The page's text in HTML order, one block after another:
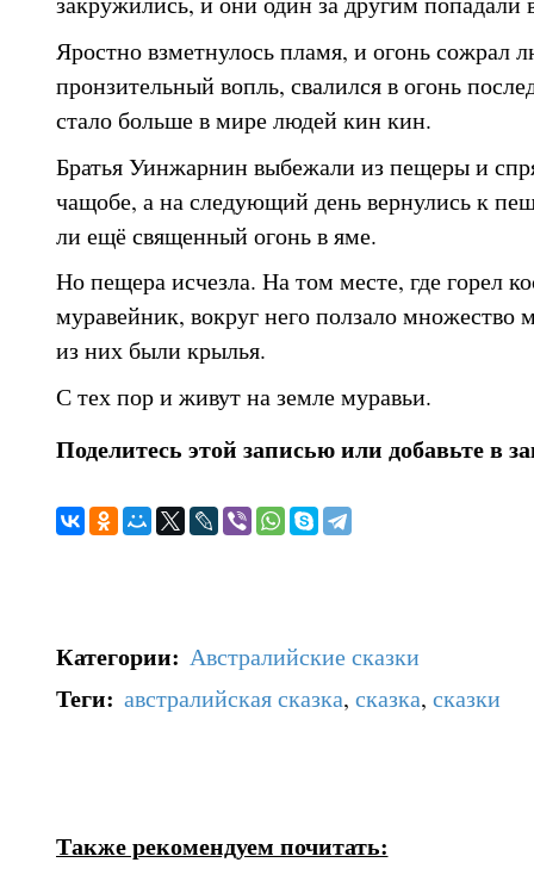
Яростно взметнулось пламя, и огонь сожрал
пронзительный вопль, свалился в огонь
стало больше в мире людей кин кин.
Братья Уинжарнин выбежали из пещеры и
чащобе, а на следующий день вернулись к
ли ещё священный огонь в яме.
Но пещера исчезла. На том месте, где горел
муравейник, вокруг него ползало множество
из них были крылья.
С тех пор и живут на земле муравьи.
Поделитесь этой записью или добавьте в
Категории: Австралийские сказки
Теги: австралийская сказка, сказка, сказки
Также рекомендуем почитать: